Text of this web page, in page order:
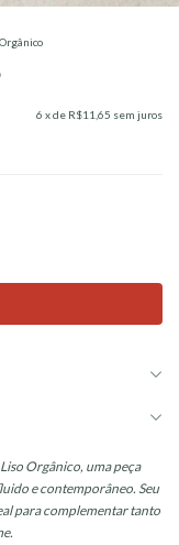
6 x de R$11,65 sem juros
Orgânico, uma peça
e contemporâneo. Seu
para complementar tanto